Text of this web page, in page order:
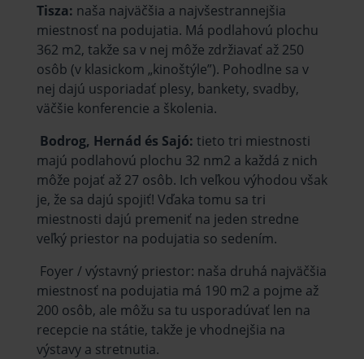
Tisza: naša najväčšia a najvšestrannejšia
miestnosť na podujatia. Má podlahovú plochu
362 m2, takže sa v nej môže zdržiavať až 250
osôb (v klasickom „kinoštýle”). Pohodlne sa v
nej dajú usporiadať plesy, bankety, svadby,
väčšie konferencie a školenia.
Bodrog, Hernád és Sajó: tieto tri miestnosti
majú podlahovú plochu 32 nm2 a každá z nich
môže pojať až 27 osôb. Ich veľkou výhodou však
je, že sa dajú spojiť! Vďaka tomu sa tri
miestnosti dajú premeniť na jeden stredne
veľký priestor na podujatia so sedením.
Foyer / výstavný priestor: naša druhá najväčšia
miestnosť na podujatia má 190 m2 a pojme až
200 osôb, ale môžu sa tu usporadúvať len na
recepcie na státie, takže je vhodnejšia na
výstavy a stretnutia.